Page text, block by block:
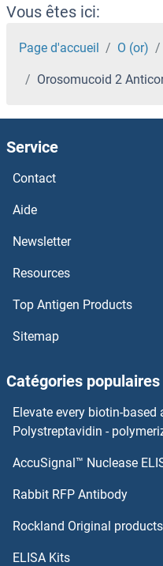
Orexin Anticorps
ORCTL-2/SLC22A18
ORC6 Anticorps
ORC3 Anticorps
ORC2 Anticorps
ORC1 Anticorps
OR9Q2 Anticorps
Orthodenticle Homeobox
OSBP Anticorps
Vous êtes ici:
Page d'accueil O (or)
Orosomucoid 2
Service
Contact
Aide
Newsletter
Resources
Top Antigen Products
Sitemap
Catégories populaires
Elevate every biotin-
Polystreptavidin -
AccuSignal™ Nuclease
Rabbit RFP Antibody
Rockland Original products
ELISA Kits